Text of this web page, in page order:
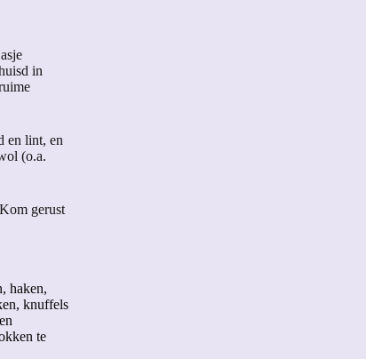
in
en lint, en
(o.a.
gerust
haken,
knuffels
te